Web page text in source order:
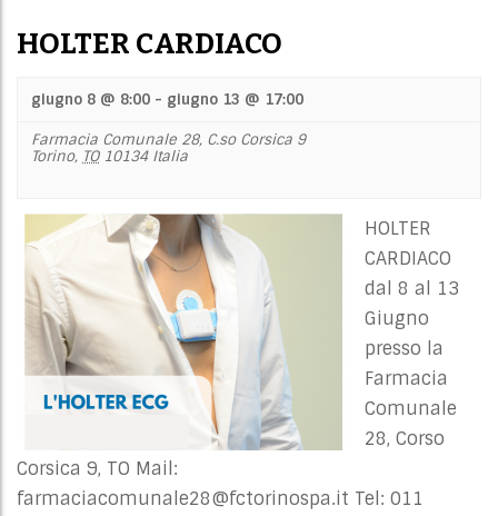
HOLTER CARDIACO
giugno 8 @ 8:00 - giugno 13 @ 17:00
Farmacia Comunale 28, C.so Corsica 9
Torino, TO 10134 Italia
HOLTER
CARDIACO
dal 8 al 13
Giugno
presso la
Farmacia
Comunale
28, Corso
Corsica 9, TO Mail:
farmaciacomunale28@fctorinospa.it Tel: 011